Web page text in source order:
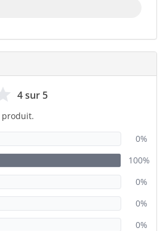
4 sur 5
produit.
0%
100%
0%
0%
0%